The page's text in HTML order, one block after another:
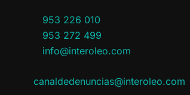
953 226 010
953 272 499
info@interoleo.com
canaldedenuncias@interoleo.com